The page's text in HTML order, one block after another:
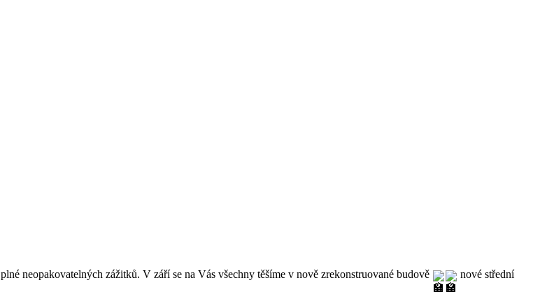
plné neopakovatelných zážitků. V září se na Vás všechny těšíme v nově zrekonstruované budově
nové střední